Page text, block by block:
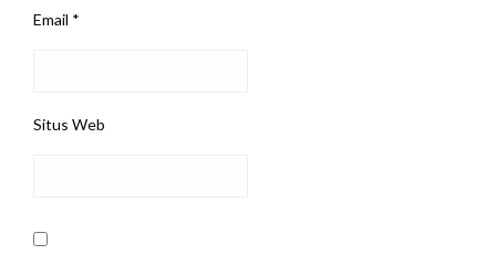
Email *
Situs Web